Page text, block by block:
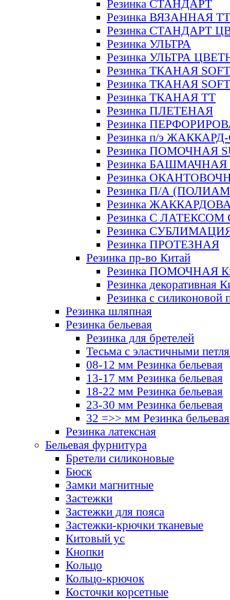
Резинка СТАНДАРТ
Резинка ВЯЗАННАЯ ТТ
Резинка СТАНДАРТ
Резинка УЛЬТРА
Резинка УЛЬТРА
Резинка ТКАНАЯ SOFT
Резинка ТКАНАЯ
Резинка ТКАНАЯ ТТ
Резинка ПЛЕТЕНАЯ
Резинка
Резинка п/э
Резинка ПОМОЧНАЯ
Резинка БАШМАЧНАЯ
Резинка
Резинка П/А
Резинка
Резинка С ЛАТЕКСОМ
Резинка
Резинка ПРОТЕЗНАЯ
Резинка пр-во Китай
Резинка ПОМОЧНАЯ
Резинка декоративная
Резинка с силиконовой
Резинка шляпная
Резинка бельевая
Резинка для бретелей
Тесьма с эластичными
08-12 мм Резинка бельевая
13-17 мм Резинка бельевая
18-22 мм Резинка бельевая
23-30 мм Резинка бельевая
32 =>> мм Резинка бельевая
Резинка латексная
Бельевая фурнитура
Бретели силиконовые
Бюск
Замки магнитные
Застежки
Застежки для пояса
Застежки-крючки тканевые
Китовый ус
Кнопки
Кольцо
Кольцо-крючок
Косточки корсетные